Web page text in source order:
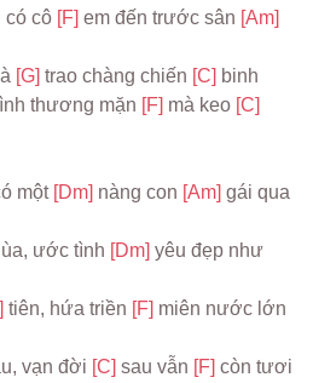
có cô [F] em đến trước sân
[G] trao chàng chiến [C] binh
thương mặn [F] mà keo
một [Dm] nàng con [Am]
ước tình [Dm] yêu đẹp như
tiên, hứa triền [F] miên nước lớn
vạn đời [C] sau vẫn [F]